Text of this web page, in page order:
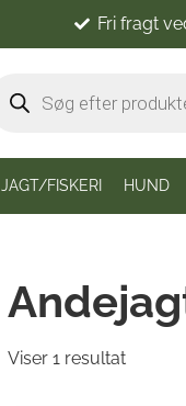
Fri fragt
JAGT/FISKERI HUND
Viser 1 resultat